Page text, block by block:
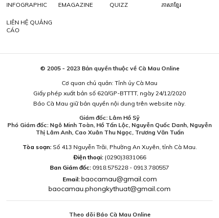
INFOGRAPHIC EMAGAZINE QUIZZ ភាសាខ្មែរ
LIÊN HỆ QUẢNG
CÁO
© 2005 - 2023 Bản quyền thuộc về Cà Mau Online
Cơ quan chủ quản: Tỉnh ủy Cà Mau
Giấy phép xuất bản số 620/GP-BTTTT, ngày 24/12/2020
Báo Cà Mau giữ bản quyền nội dung trên website này.
Giám đốc: Lâm Hồ Sỹ
Phó Giám đốc: Ngô Minh Toàn, Hồ Tấn Lộc, Nguyễn Quốc Danh, Nguyễn
Thị Lâm Anh, Cao Xuân Thu Ngọc, Trương Văn Tuấn
Tòa soạn:Số 413 Nguyễn Trãi, Phường An Xuyên, tỉnh Cà Mau.
Điện thoại: (0290)3831066
Ban Giám đốc: 0918.575228 - 0913.780557
Email: baocamau@gmail.com
baocamau.phongkythuat@gmail.com
Theo dõi Báo Cà Mau Online